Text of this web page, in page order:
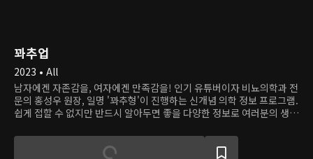
꽈추업
2023 • All
남자에겐 자존감을, 여자에겐 만족감을! 인기 유튜버이자 비뇨의학과 전
문의 홍성우 원장, 일명 '꽈추형'이 진행하는 신개념 의학 정보 프로그램.
쉽게 접할 수 없지만 반드시 알아두면 좋을 다양한 정보로 여러분의 생활